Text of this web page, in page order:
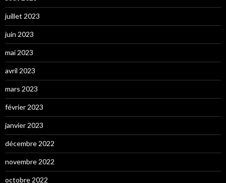
juillet 2023
juin 2023
mai 2023
avril 2023
mars 2023
février 2023
janvier 2023
décembre 2022
novembre 2022
octobre 2022